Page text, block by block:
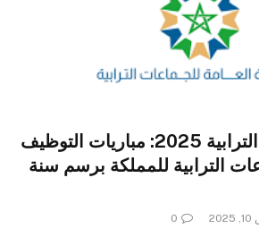
مباراة الجماعات الترابية 2025: مباريات التوظيف
الترابية للمملكة برسم سنة
0